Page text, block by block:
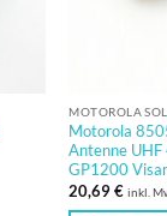
MOTOROLA
Motorola
Antenne
GP1200 Visar
20,69€ inkl.